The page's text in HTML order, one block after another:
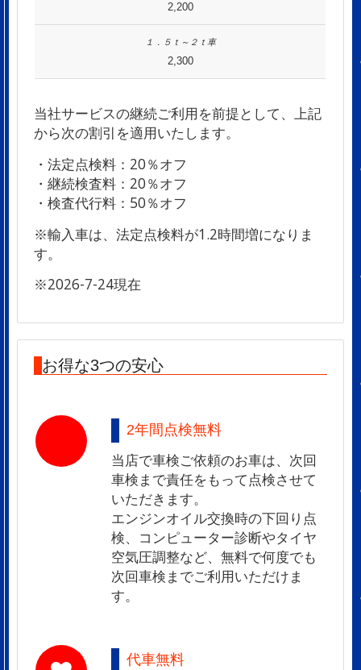
2,200
2,300
当社サービスの継続ご利用を前提として、上記
から次の割引を適用いたします。
・法定点検料：20％オフ
・継続検査料：20％オフ
・検査代行料：50％オフ
※輸入車は、法定点検料が1.2時間増になりま
す。
※2026-7-24現在
お得な3つの安心
2年間点検無料
当店で車検ご依頼のお車は、次回
車検まで責任をもって点検させて
いただきます。
エンジンオイル交換時の下回り点
検、コンピューター診断やタイヤ
空気圧調整など、無料で何度でも
次回車検までご利用いただけま
す。
代車無料